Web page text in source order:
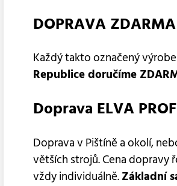
DOPRAVA ZDARMA
Každý takto označený
Republice doručíme
Doprava ELVA
Doprava v Pištíně a okolí,
větších strojů. Cena dopravy
vždy individuálně.Základní